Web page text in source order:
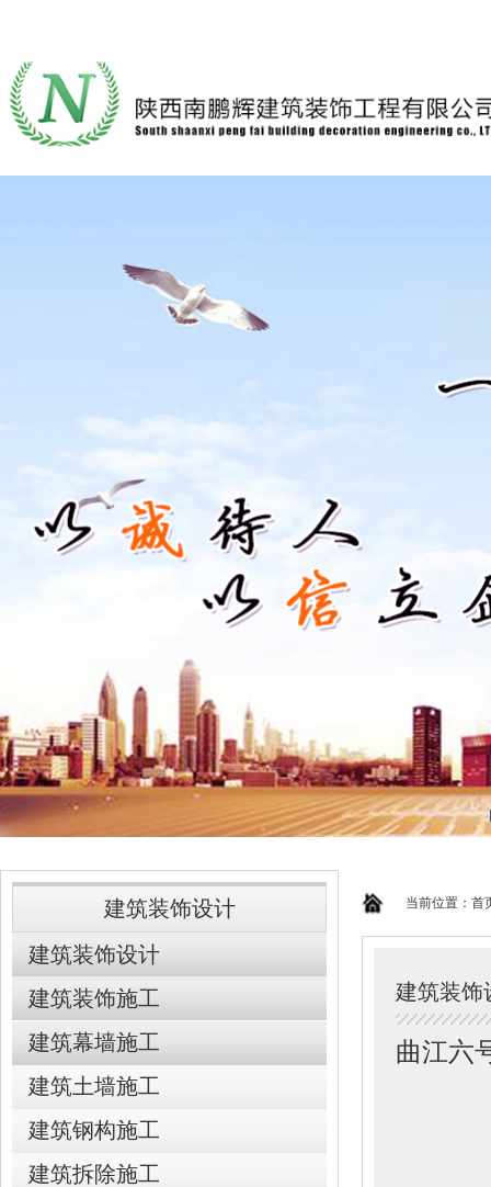
建筑装饰设计
建筑装饰设计
建筑装饰施工
建筑幕墙施工
建筑土墙施工
建筑钢构施工
建筑拆除施工
当前位置： 首
建筑装饰
曲江六